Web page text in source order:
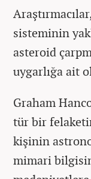
sisteminin
asteroid
uygarlığa ait
Graham
tür bir
kişinin
mimari